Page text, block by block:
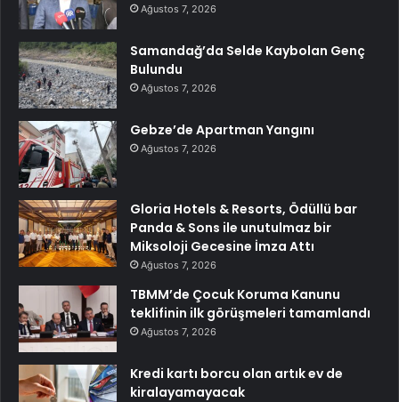
Ağustos 7, 2026
Samandağ’da Selde Kaybolan Genç
Bulundu
Ağustos 7, 2026
Gebze’de Apartman Yangını
Ağustos 7, 2026
Gloria Hotels & Resorts, Ödüllü bar
Panda & Sons ile unutulmaz bir
Miksoloji Gecesine İmza Attı
Ağustos 7, 2026
TBMM’de Çocuk Koruma Kanunu
teklifinin ilk görüşmeleri tamamlandı
Ağustos 7, 2026
Kredi kartı borcu olan artık ev de
kiralayamayacak